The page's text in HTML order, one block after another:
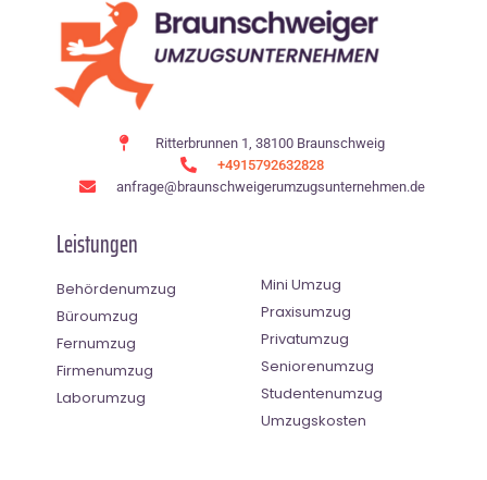
Ritterbrunnen 1, 38100 Braunschweig
+4915792632828
anfrage@braunschweigerumzugsunternehmen.de
Leistungen
Behördenumzug
Büroumzug
Fernumzug
Firmenumzug
Laborumzug
Mini Umzug
Praxisumzug
Privatumzug
Seniorenumzug
Studentenumzug
Umzugskosten